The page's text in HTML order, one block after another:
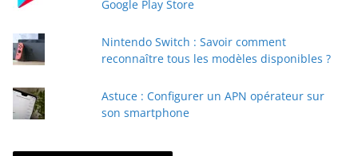
Google Play Store
Nintendo Switch : Savoir comment
reconnaître tous les modèles disponibles ?
Astuce : Configurer un APN opérateur sur
son smartphone